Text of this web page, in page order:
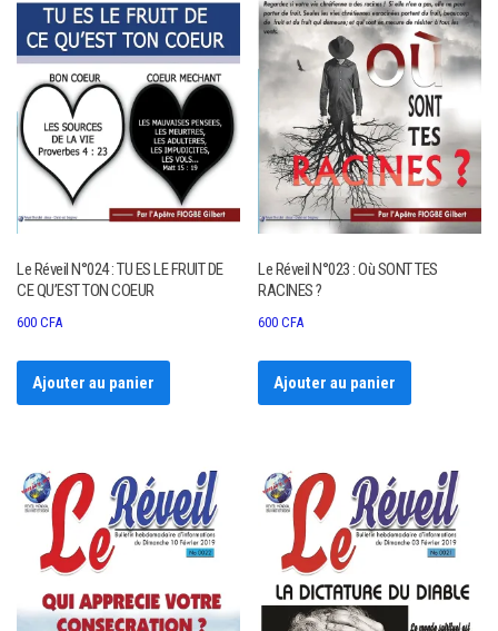
Le Réveil N°024 : TU ES LE FRUIT DE
CE QU’EST TON COEUR
600 CFA
Ajouter au panier
Le Réveil N°023 : Où SONT TES
RACINES ?
600CFA
Ajouter au panier